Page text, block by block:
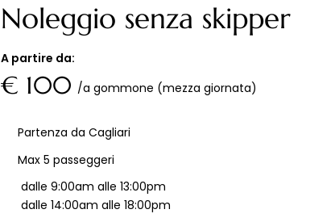
Noleggio senza skipper
A partire da:
€ 100 /a gommone (mezza giornata)
Partenza da Cagliari
Max 5 passeggeri
dalle 9:00am alle 13:00pm
dalle 14:00am alle 18:00pm